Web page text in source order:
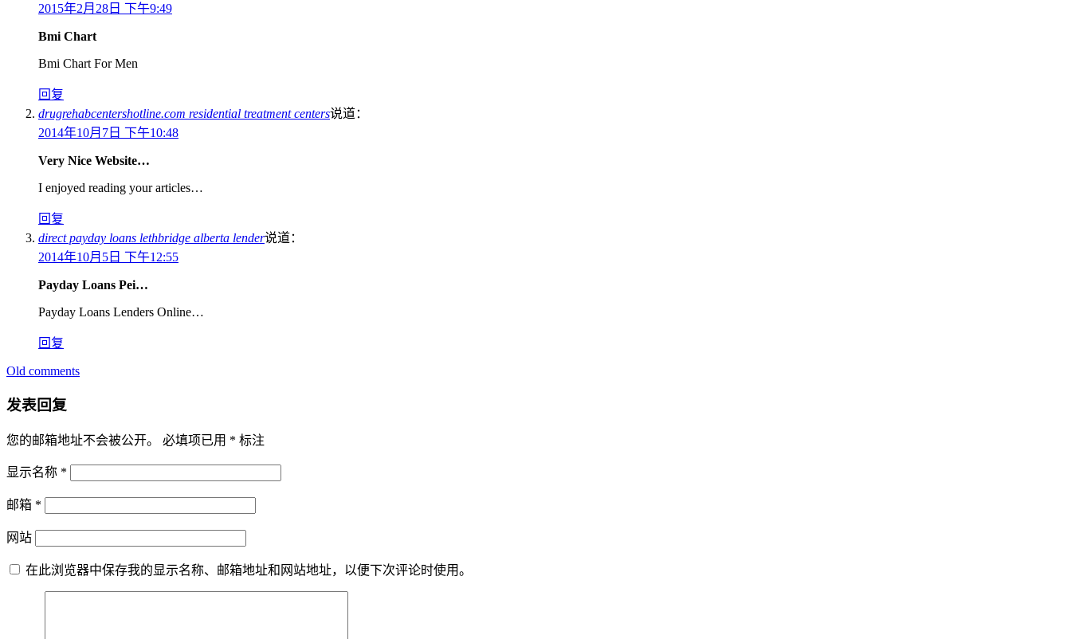
2015年2月28日 下午9:49
Bmi Chart
Bmi Chart For Men
回复
drugrehabcentershotline.com residential treatment centers说道：
2014年10月7日 下午10:48
Very Nice Website…
I enjoyed reading your articles…
回复
direct payday loans lethbridge alberta lender说道：
2014年10月5日 下午12:55
Payday Loans Pei…
Payday Loans Lenders Online…
回复
评
论
导
航
Old comments
发表回复
您的邮箱地址不会被公开。 必填项已用 * 标注
显示名称 *
邮箱 *
网站
在此浏览器中保存我的显示名称、邮箱地址和网站地址，以便下次评论时使用。